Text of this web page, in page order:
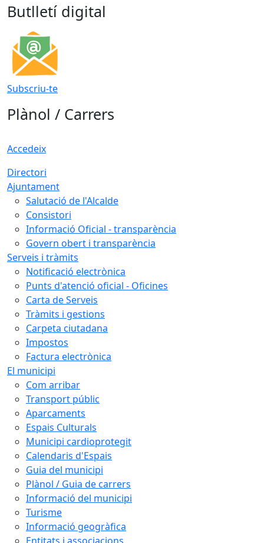
Butlletí digital
Subscriu-te
Plànol / Carrers
Accedeix
Directori
Ajuntament
Salutació de l'Alcalde
Consistori
Informació Oficial - transparència
Govern obert i transparència
Serveis i tràmits
Notificació electrònica
Punts d'atenció oficial - Oficines
Carta de Serveis
Tràmits i gestions
Carpeta ciutadana
Impostos
Factura electrònica
El municipi
Com arribar
Transport públic
Aparcaments
Espais Culturals
Municipi cardioprotegit
Calendaris d'Espais
Guia del municipi
Plànol / Guia de carrers
Informació del municipi
Turisme
Informació geogràfica